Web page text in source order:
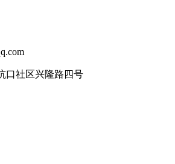
口社区兴隆路四号